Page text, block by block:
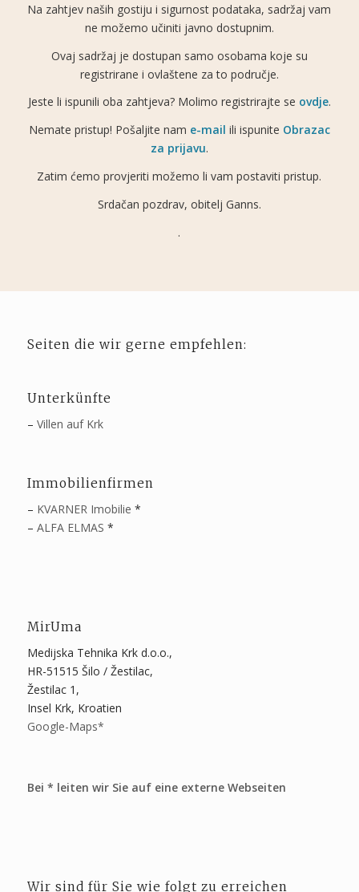
Na zahtjev naših gostiju i sigurnost podataka, sadržaj vam
ne možemo učiniti javno dostupnim.
Ovaj sadržaj je dostupan samo osobama koje su
registrirane i ovlaštene za to područje.
Jeste li ispunili oba zahtjeva? Molimo registrirajte se ovdje.
Nemate pristup! Pošaljite nam e-mail ili ispunite Obrazac
za prijavu.
Zatim ćemo provjeriti možemo li vam postaviti pristup.
Srdačan pozdrav, obitelj Ganns.
.
Seiten die wir gerne empfehlen:
Unterkünfte
– Villen auf Krk
Immobilienfirmen
– KVARNER Imobilie *
– ALFA ELMAS *
MirUma
Medijska Tehnika Krk d.o.o.,
HR-51515 Šilo / Žestilac,
Žestilac 1,
Insel Krk, Kroatien
Google-Maps*
Bei * leiten wir Sie auf eine externe Webseiten
Wir sind für Sie wie folgt zu erreichen